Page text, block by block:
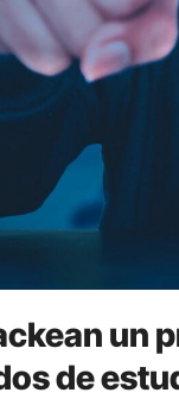
un
de